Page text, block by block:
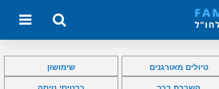
טיולים מאורגנים שימושון